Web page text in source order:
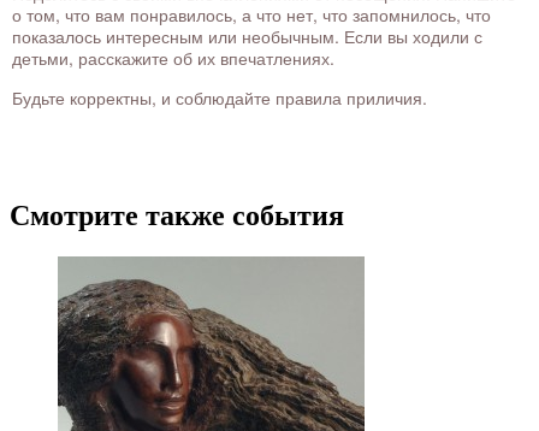
о том, что вам понравилось, а что нет, что запомнилось, что
показалось интересным или необычным. Если вы ходили с
детьми, расскажите об их впечатлениях.
Будьте корректны, и соблюдайте правила приличия.
Смотрите также события